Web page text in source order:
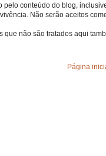
conteúdo do blog,
Não serão aceitos
não são tratados aqui
Página